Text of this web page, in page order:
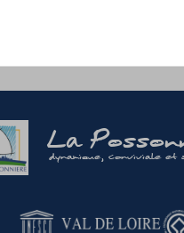
La
dynamique, conviviale